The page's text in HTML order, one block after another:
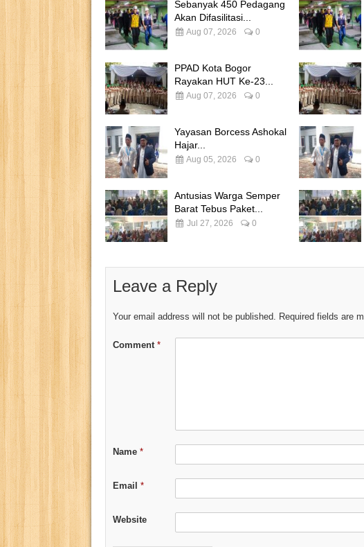
Sebanyak 450 Pedagang
Akan Difasilitasi...
Aug 07, 2026 0
PPAD Kota Bogor
Rayakan HUT Ke-23...
Aug 07, 2026 0
Yayasan Borcess Ashokal
Hajar...
Aug 05, 2026 0
Antusias Warga Semper
Barat Tebus Paket...
Jul 27, 2026 0
Leave a Reply
Your email address will not be published. Required fields are
Comment *
Name *
Email *
Website